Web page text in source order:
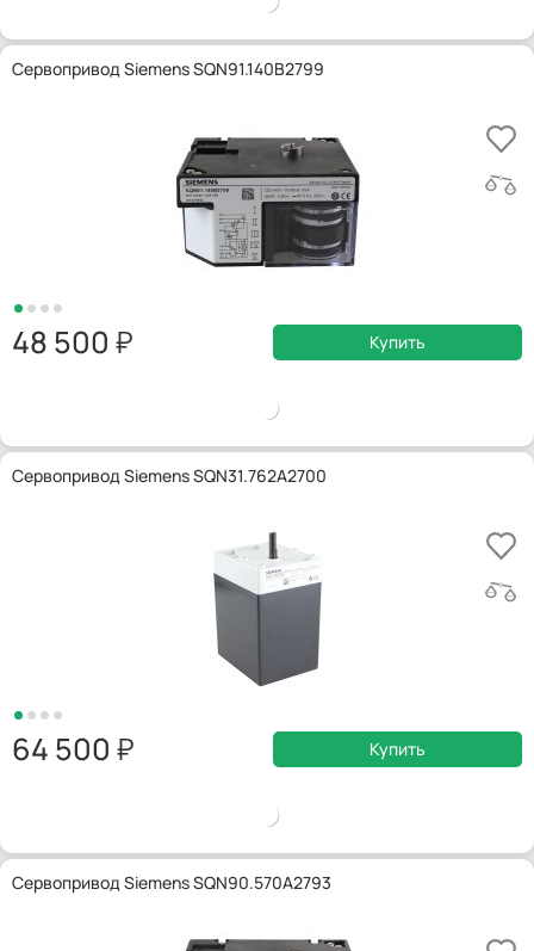
Сервопривод Siemens SQN91.140B2799
48 500 Купить
Сервопривод Siemens SQN31.762A2700
64 500 Купить
Сервопривод Siemens SQN90.570A2793